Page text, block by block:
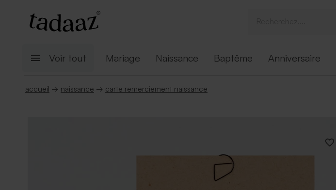
Voir tout Mariage Naissance Baptême Anniversaire
accueil → naissance → carte remerciement naissance